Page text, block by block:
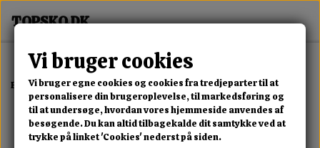
Forside Erotisk Kollektion Alle Produkter Palm Power Pocket
Vi bruger cookies
Vi bruger egne cookies og cookies fra tredjeparter til at
personalisere din brugeroplevelse, til markedsføring og
til at undersøge, hvordan vores hjemmeside anvendes af
besøgende. Du kan altid tilbagekalde dit samtykke ved at
trykke på linket 'Cookies' nederst på siden.